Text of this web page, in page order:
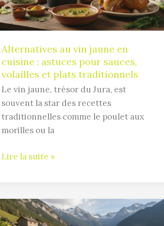
Alternatives au vin jaune en
cuisine : astuces pour sauces,
volailles et plats traditionnels
Le vin jaune, trésor du Jura, est
souvent la star des recettes
traditionnelles comme le poulet aux
morilles ou la
:
astuces
sauces,
volailles
plats
traditionnels
Lire la suite »
Vins
de